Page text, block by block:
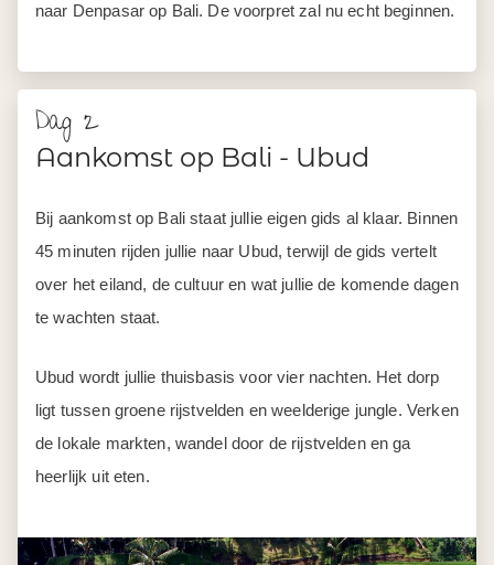
naar Denpasar op Bali. De voorpret zal nu echt beginnen.
Dag 2
Aankomst op Bali - Ubud
Bij aankomst op Bali staat jullie eigen gids al klaar. Binnen
45 minuten rijden jullie naar Ubud, terwijl de gids vertelt
over het eiland, de cultuur en wat jullie de komende dagen
te wachten staat.
Ubud wordt jullie thuisbasis voor vier nachten. Het dorp
ligt tussen groene rijstvelden en weelderige jungle. Verken
de lokale markten, wandel door de rijstvelden en ga
heerlijk uit eten.